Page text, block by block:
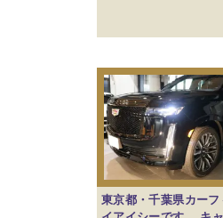
東京都・千葉県カー